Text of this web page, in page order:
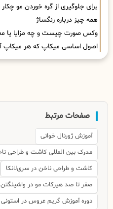
برای جلوگیری از گره خوردن مو
همه چیز درباره رنگساژ
وکس صورت چیست و چه مزایا یا
اصول اساسی میکاپ که هر میکاپ
صفحات مرتبط
آموزش ژورنال خوانی
مدرک بین المللی کاشت و طراحی
کاشت و طراحی ناخن در سری‌لانکا
صفر تا صد هیرکات مو در واشینگتن
دوره آموزش گریم عروس در استونی